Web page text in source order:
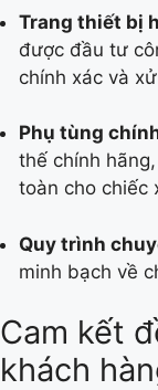
Trang thiết bị
được đầu tư
chính xác và
Phụ tùng
thế chính
toàn cho chiếc
Quy trình
minh bạch về
Cam kết
khách